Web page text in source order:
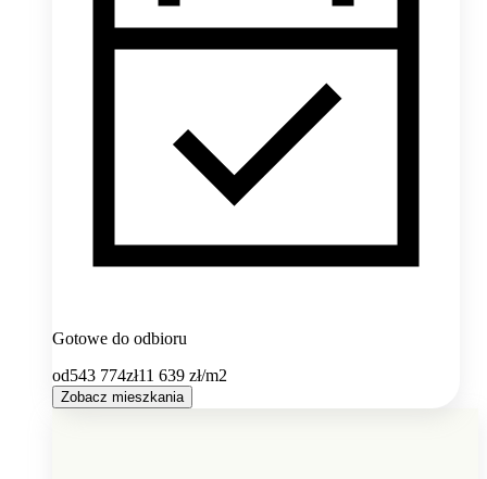
Gotowe do odbioru
od543 774zł11 639 zł/m2
Zobacz mieszkania